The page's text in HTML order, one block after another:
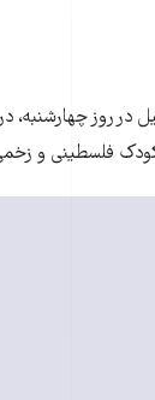
در روز چهارشنبه،
فلسطینی و